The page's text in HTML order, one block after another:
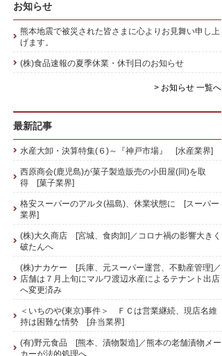
お知らせ
熊本地震で被災された皆さまに心よりお見舞い申し上
げます。
(株)食品速報の夏季休業・休刊日のお知らせ
> お知らせ 一覧へ
最新記事
水産大卸・決算特集(６)～『神戸市場』 [水産業界]
西原商会(鹿児島)が菓子製造販売の小田屋(同)を取
得 [菓子業界]
格安スーパーのアルタ(福島)、休業状態に [スーパー
業界]
(株)大久商店 [宮城、食肉卸]／コロナ禍の影響大きく
破たんへ
(株)ナカケー [兵庫、元スーパー運営、不動産管理]／
店舗は７月上旬にマルワ渡辺水産によるテナント出店
へ変更済み
＜いちのや(東京)事件＞ ＦＣは営業継続、現店名維
持は困難な情勢 [弁当業界]
(有)野元食品 [熊本、漬物製造]／熊本の老舗漬物メー
カーが法的処理へ